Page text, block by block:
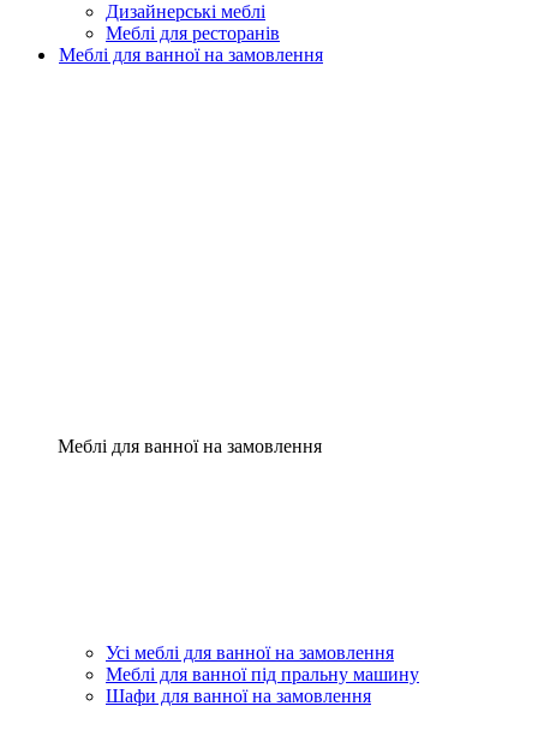
Дизайнерські меблі
Меблі для ресторанів
Меблі для ванної на замовлення
Меблі для ванної на замовлення
Усі меблі для ванної на замовлення
Меблі для ванної під пральну машину
Шафи для ванної на замовлення